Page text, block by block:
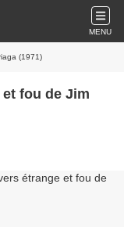
MENU
(1971)
fou de Jim